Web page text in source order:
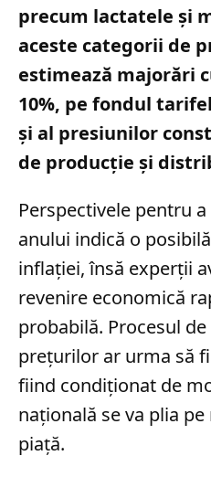
precum lactatele și
aceste categorii de
estimează majorări
10%, pe fondul
și al presiunilor
de producție și
Perspectivele pentru
anului indică o
inflației, însă experții
revenire economică
probabilă. Procesul
prețurilor ar urma să
fiind condiționat de
națională se va plia
piață.